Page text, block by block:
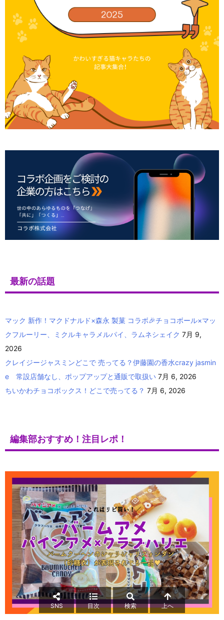
最新の話題
マック 新作！マクドナルド×森永 製菓 コラボ🎉チョコボール×マッ
クフルーリー、ミクルキャラメルパイ、ラムネシェイク 7月 9,
2026
クレイジージャスミンどこで 売ってる？伊藤園の香水crazy jasmin
e 常設店舗なし、ポップアップと通販で取扱い 7月 6, 2026
ちいかわチョコボックス！どこで売ってる？ 7月 6, 2026
編集部おすすめ！注目レポ！
SNS 目次 検索 上へ